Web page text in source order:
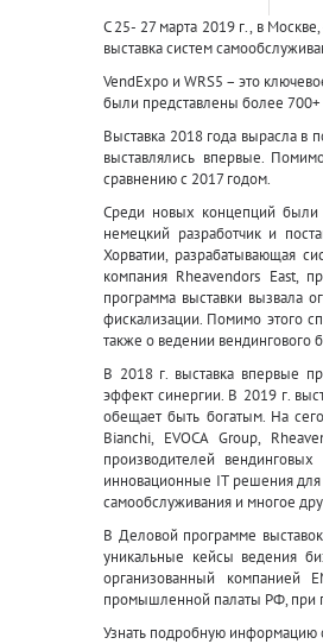
C 25- 27 марта 2019 г., в
выставка систем
VendExpo и WRS5 – это
были представлены более
Выставка 2018 года вырасла в
выставлялись впервые.
сравнению с 2017 годом.
Среди новых концепций были
немецкий разработчик и
Хорватии, разрабатывающая
компания Rheavendors East,
программа выставки вызвала
фискализации. Помимо этого
также о ведении вендингового
В 2018 г. выставка впервые
эффект синергии. В 2019 г.
обещает быть богатым. На
Bianchi, EVOCA Group,
производителей
инновационные IT решения
самообслуживания и многое
В Деловой программе
уникальные кейсы ведения
организованный компанией
промышленной палаты РФ,
Узнать подробную информацию